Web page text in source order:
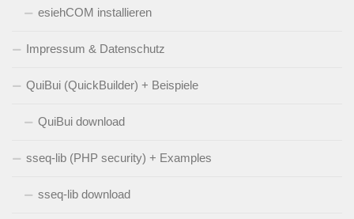
esiehCOM installieren
Impressum & Datenschutz
QuiBui (QuickBuilder) + Beispiele
QuiBui download
sseq-lib (PHP security) + Examples
sseq-lib download